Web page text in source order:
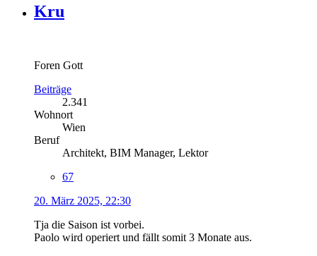
Kru
Foren Gott
Beiträge
2.341
Wohnort
Wien
Beruf
Architekt, BIM Manager, Lektor
67
20. März 2025, 22:30
Tja die Saison ist vorbei.
Paolo wird operiert und fällt somit 3 Monate aus.